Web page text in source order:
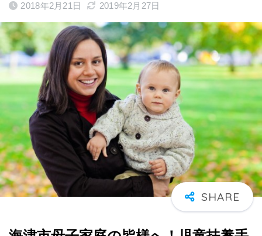
2018年2月21日 2019年2月27日